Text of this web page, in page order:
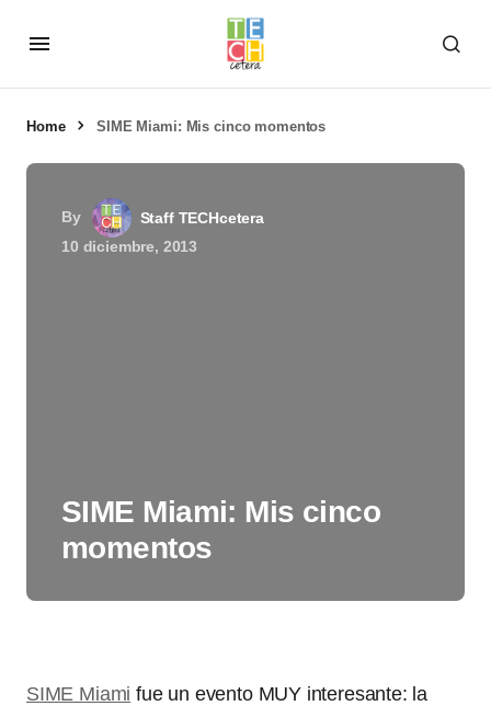
Home SIME Miami: Mis cinco momentos
By
Staff TECHcetera
10 diciembre, 2013
SIME Miami: Mis cinco
momentos
SIME Miami fue un evento MUY interesante: la